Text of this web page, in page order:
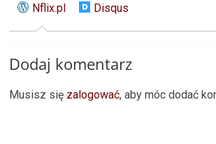
Nflix.pl Disqus
Dodaj komentarz
Musisz się zalogować, aby móc dodać